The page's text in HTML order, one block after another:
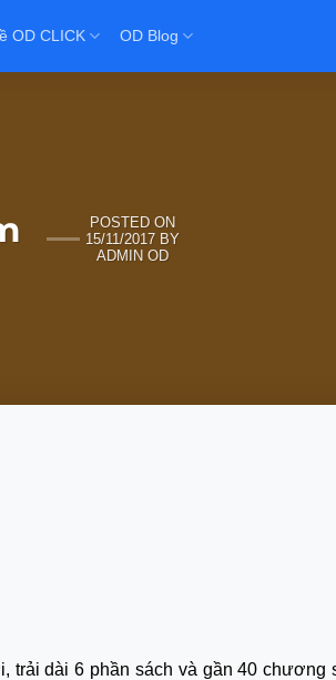
OD CLICK OD Blog
POSTED ON
15/11/2017 BY
ADMIN OD
trải dài 6 phần sách và gần 40 chương